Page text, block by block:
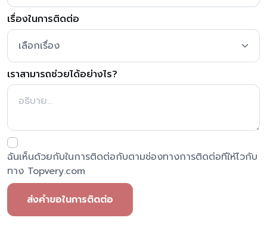
เรื่องในการติดต่อ
เราสามารถช่วยได้อย่างไร?
ฉันเห็นด้วยกับในการติดต่อกับตามช่องทางการติดต่อทีให้ไวกับ
ทาง Topvery.com
ส่งคำขอในการติดต่อ